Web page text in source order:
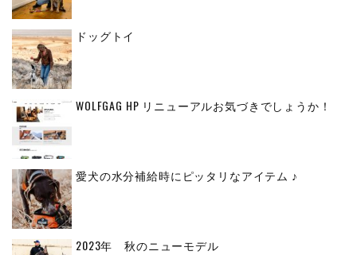
ドッグトイ
WOLFGAG HP リニューアルお気づきでしょうか！
愛犬の水分補給時にピッタリなアイテム ♪
2023年 秋のニューモデル